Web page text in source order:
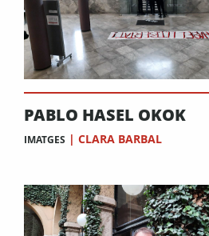
PABLO HASEL OKOK
IMATGES | CLARA BARBAL